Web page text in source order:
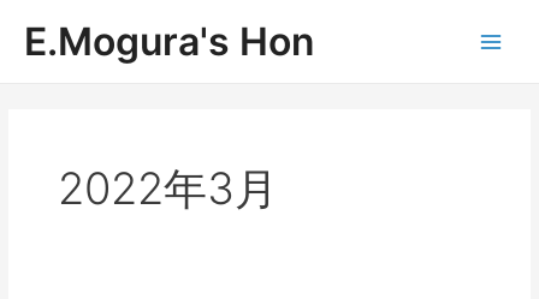
E.Mogura's Hon
2022年3月